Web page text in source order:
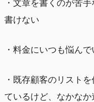
・文章を書くのが苦
書けない
・料金にいつも悩んで
・既存顧客のリスト
ているけど、なかなか